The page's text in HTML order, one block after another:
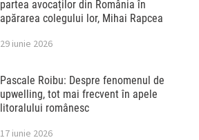
partea avocaților din România în
apărarea colegului lor, Mihai Rapcea
29 iunie 2026
Pascale Roibu: Despre fenomenul de
upwelling, tot mai frecvent în apele
litoralului românesc
17 iunie 2026